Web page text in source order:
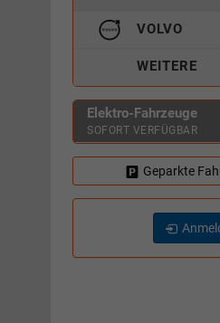
VOLVO
WEITERE
Elektro-Fahrzeuge
SOFORT VERFÜGBAR
Geparkte